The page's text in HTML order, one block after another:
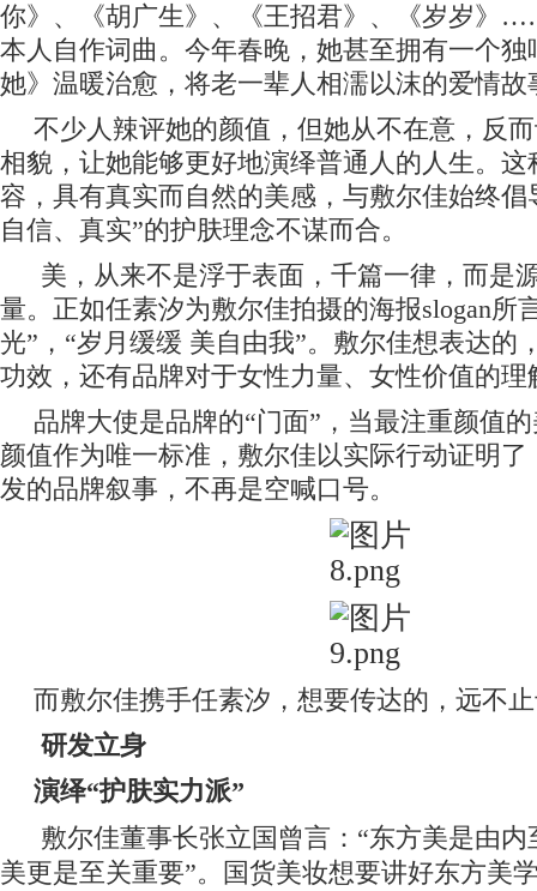
你》、《胡广生》、《王招君》、《岁岁》
本人自作词曲。今年春晚，她甚至拥有一个
她》温暖治愈，将老一辈人相濡以沫的爱情故
不少人辣评她的颜值，但她从不在意，反
相貌，让她能够更好地演绎普通人的人生。
容，具有真实而自然的美感，与敷尔佳始终倡
自信、 真实”的护肤理念不谋而合。
美，从来不是浮于表面，千篇一律，而是
量。正如任素汐为敷尔佳拍摄的海报slogan所
光”，“岁月缓缓 美自由我”。敷尔佳想表达的
功效，还有品牌对于女性力量、女性价值的理
品牌大使是品牌的“门面”，当最注重颜值
颜值作为唯一标准，敷尔佳以实际行动证明
发的品牌叙事，不再是空喊口号。
而敷尔佳携手任素汐，想要传达的，远不
研发立身
演绎“护肤实力派”
敷尔佳董事长张立国曾言： “东方美是由
美更是至关重要”。国货美妆想要讲好东方美